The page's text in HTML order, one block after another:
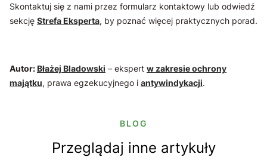
Skontaktuj się z nami przez formularz kontaktowy lub odwiedź
sekcję Strefa Eksperta, by poznać więcej praktycznych porad.
Autor:Błażej Bladowski – ekspert w zakresie ochrony
majątku, prawa egzekucyjnego i antywindykacji.
BLOG
Przeglądaj inne artykuły